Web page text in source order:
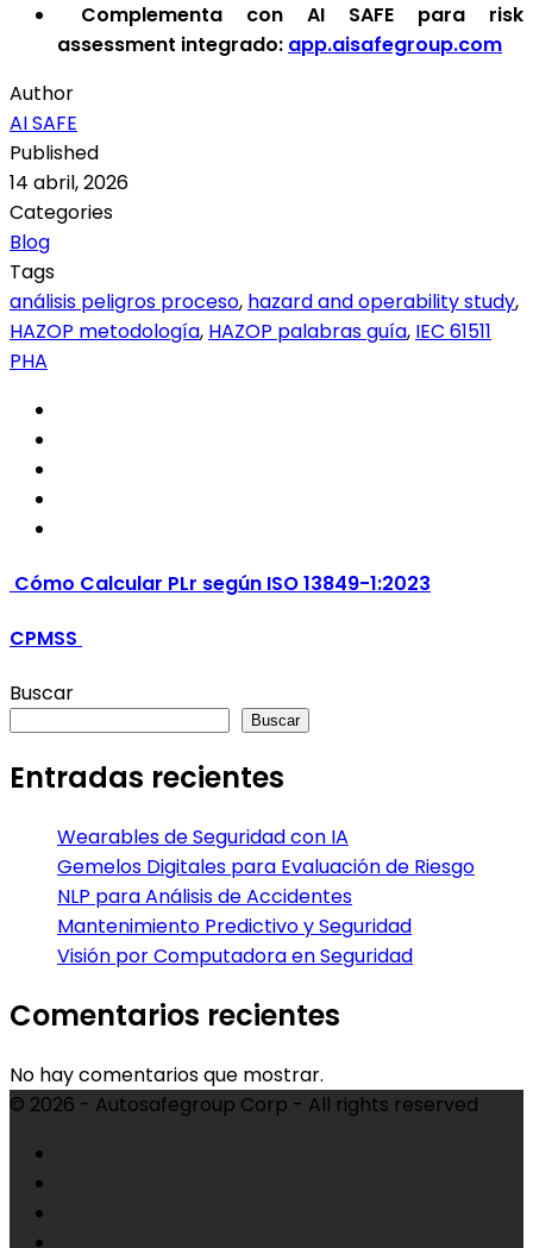
Complementa con AI SAFE para risk
assessment integrado: app.aisafegroup.com
Author
AI SAFE
Published
14 abril, 2026
Categories
Blog
Tags
análisis peligros proceso, hazard and operability study,
HAZOP metodología, HAZOP palabras guía, IEC 61511
PHA
Cómo Calcular PLr según ISO 13849-1:2023
CPMSS
Buscar
Buscar
Entradas recientes
Wearables de Seguridad con IA
Gemelos Digitales para Evaluación de Riesgo
NLP para Análisis de Accidentes
Mantenimiento Predictivo y Seguridad
Visión por Computadora en Seguridad
Comentarios recientes
No hay comentarios que mostrar.
© 2026 - Autosafegroup Corp - All rights reserved